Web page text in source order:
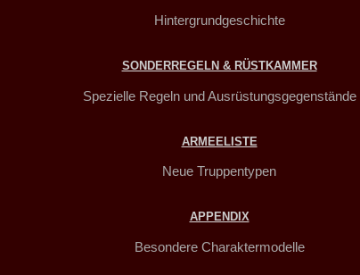
Hintergrundgeschichte
SONDERREGELN & RÜSTKAMMER
Spezielle Regeln und Ausrüstungsgegenstände
ARMEELISTE
Neue Truppentypen
APPENDIX
Besondere Charaktermodelle